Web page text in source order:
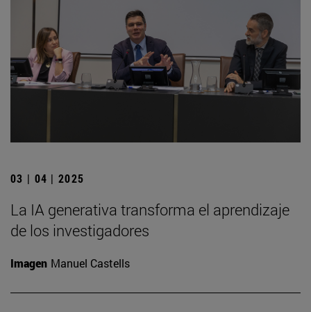
03 | 04 | 2025
La IA generativa transforma el aprendizaje
de los investigadores
Imagen Manuel Castells